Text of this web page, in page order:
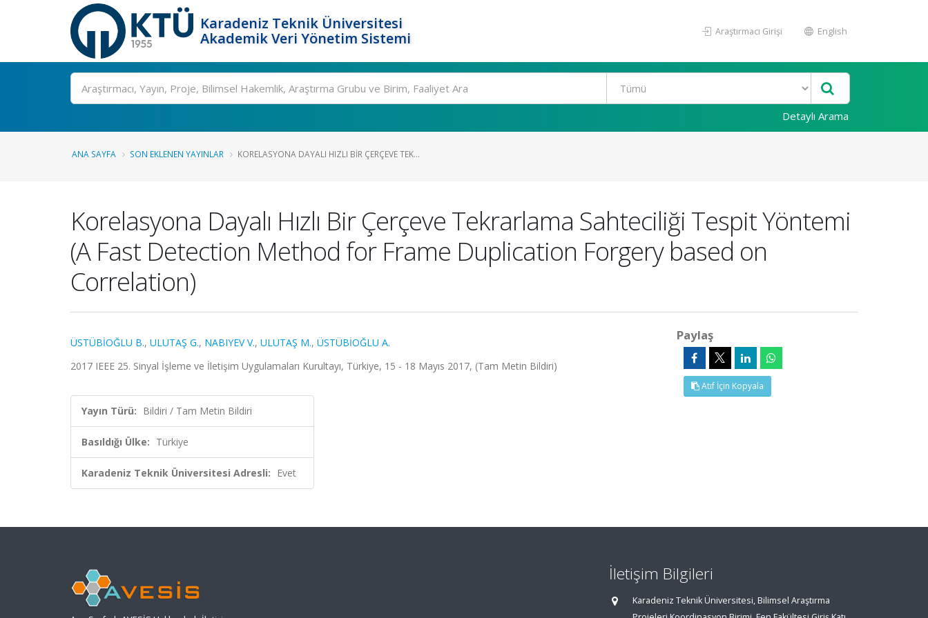
Karadeniz Teknik Üniversitesi
Akademik Veri Yönetim Sistemi
Araştırmacı Girişi English
Ara
Detaylı Arama
ANA SAYFA SON EKLENEN YAYINLAR KORELASYONA DAYALI HIZLI BIR ÇERÇEVE TEK...
Korelasyona Dayalı Hızlı Bir Çerçeve Tekrarlama Sahteciliği Tespit Yöntemi
(A Fast Detection Method for Frame Duplication Forgery based on
Correlation)
ÜSTÜBİOĞLU B., ULUTAŞ G., NABIYEV V., ULUTAŞ M., ÜSTÜBİOĞLU A.
2017 IEEE 25. Sinyal İşleme ve İletişim Uygulamaları Kurultayı, Türkiye, 15 - 18 Mayıs 2017, (Tam Metin Bildiri)
Yayın Türü: Bildiri / Tam Metin Bildiri
Basıldığı Ülke: Türkiye
Karadeniz Teknik Üniversitesi Adresli: Evet
Paylaş
Atıf İçin Kopyala
İletişim Bilgileri
Karadeniz Teknik Üniversitesi, Bilimsel Araştırma